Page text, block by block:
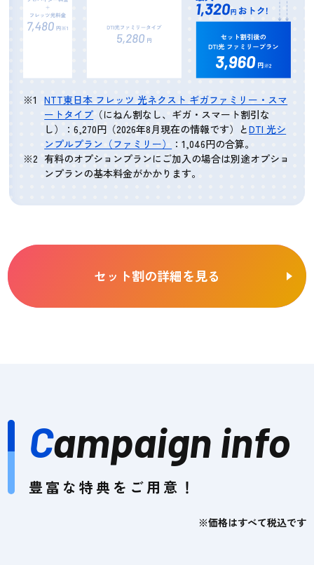
NTT東日本 フレッツ 光ネクスト ギガファミリー・スマ
ートタイプ （にねん割なし、ギガ・スマート割引な
し）：6,270円（2026年8月現在の情報です）とDTI 光シ
ンプルプラン（ファミリー）
：1,046円の合算。
有料のオプションプランにご加入の場合は別途オプショ
ンプランの基本料金がかかります。
セット割の詳細を見る
Campaign info
豊富な特典をご用意！
※価格はすべて税込です